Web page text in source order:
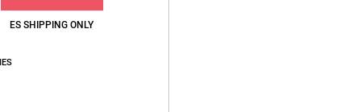
ES SHIPPING ONLY